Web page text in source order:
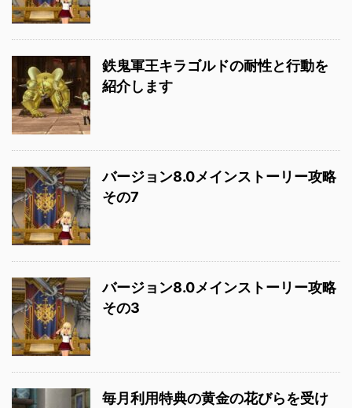
鉄鬼軍王キラゴルドの耐性と行動を
紹介します
バージョン8.0メインストーリー攻略
その7
バージョン8.0メインストーリー攻略
その3
毎月利用特典の黄金の花びらを受け